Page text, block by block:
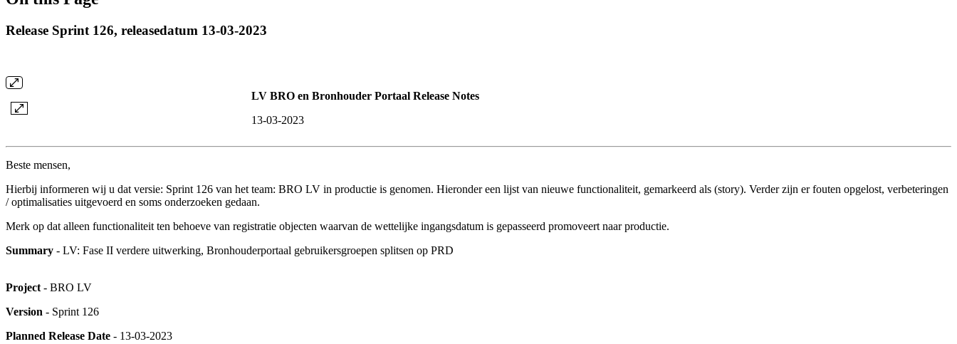
Release Sprint 126, releasedatum 13-03-2023
LV BRO en Bronhouder Portaal Release Notes
13-03-2023
Beste mensen,
Hierbij informeren wij u dat versie: Sprint 126 van het team: BRO LV in productie is genomen. Hieronder een lijst van nieuwe functionaliteit, gemarkeerd als (story). Verder zijn er fouten opgelost, verbeteringen
/ optimalisaties uitgevoerd en soms onderzoeken gedaan.
Merk op dat alleen functionaliteit ten behoeve van registratie objecten waarvan de wettelijke ingangsdatum is gepasseerd promoveert naar productie.
Summary - LV: Fase II verdere uitwerking, Bronhouderportaal gebruikersgroepen splitsen op PRD
Project - BRO LV
Version - Sprint 126
Planned Release Date - 13-03-2023